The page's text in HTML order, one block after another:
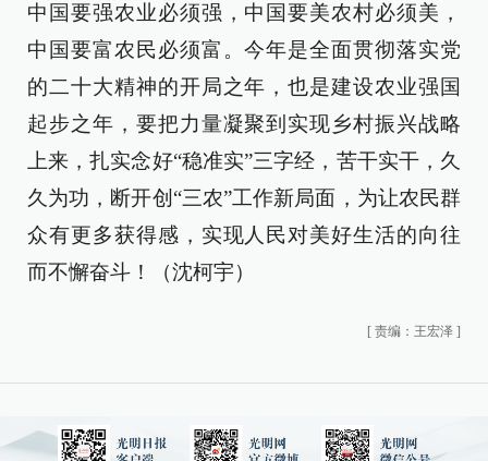
中国要强农业必须强，中国要美农村必须美，
中国要富农民必须富。今年是全面贯彻落实党
的二十大精神的开局之年，也是建设农业强国
起步之年，要把力量凝聚到实现乡村振兴战略
上来，扎实念好“稳准实”三字经，苦干实干，久
久为功，断开创“三农”工作新局面，为让农民群
众有更多获得感，实现人民对美好生活的向往
而不懈奋斗！（沈柯宇）
[ 责编：王宏泽 ]